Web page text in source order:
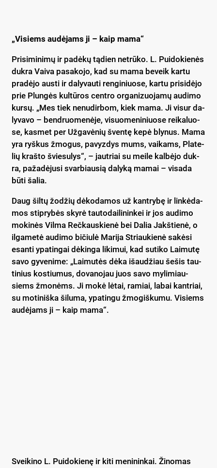
„Vi­siems au­dė­jams ji – kaip ma­ma“
Pri­si­mi­ni­mų ir pa­dė­kų tą­dien ne­trū­ko. L. Pui­do­kie­nės
duk­ra Vai­va pa­sa­ko­jo, kad su ma­ma be­veik kar­tu
pra­dė­jo aus­ti ir da­ly­vau­ti ren­gi­niuo­se, kar­tu pri­si­dė­jo
prie Plun­gės kul­tū­ros cent­ro or­ga­ni­zuo­ja­mų au­di­mo
kur­sų. „Mes tiek ne­nu­dir­bom, kiek ma­ma. Ji vi­sur da­
ly­va­vo – bend­ruo­me­nė­je, vi­suo­me­ni­niuo­se rei­ka­luo­
se, kas­met per Už­ga­vė­nių šven­tę ke­pė bly­nus. Ma­ma
yra ryš­kus žmo­gus, pa­vyz­dys mums, vai­kams, Pla­te­
lių kraš­to švie­su­lys“, – jaut­riai su mei­le kal­bė­jo duk­
ra, pa­ža­dė­ju­si svar­biau­sią da­ly­ką ma­mai – vi­sa­da
bū­ti ša­lia.
Daug šil­tų žo­džių dė­ko­da­mos už kant­ry­bę ir lin­kė­da­
mos stip­ry­bės sky­rė tau­to­dai­li­nin­kei ir jos au­di­mo
mo­ki­nės Vil­ma Reč­kaus­kie­nė bei Da­lia Jakš­tie­nė, o
il­ga­me­tė au­di­mo bi­čiu­lė Ma­ri­ja Striau­kie­nė sa­kė­si
esan­ti ypa­tin­gai dė­kin­ga li­ki­mui, kad su­ti­ko Lai­mu­tę
sa­vo gy­ve­ni­me: „Lai­mu­tės dė­ka išau­džiau še­šis tau­
ti­nius kos­tiu­mus, do­va­no­jau juos sa­vo my­li­miau­
siems žmo­nėms. Ji mo­kė lė­tai, ra­miai, la­bai kant­riai,
su mo­ti­niš­ka ši­lu­ma, ypa­tin­gu žmo­giš­ku­mu. Vi­siems
au­dė­jams ji – kaip ma­ma“.
Svei­ki­no L. Pui­do­kie­nę ir ki­ti me­ni­nin­kai. Ži­no­mas